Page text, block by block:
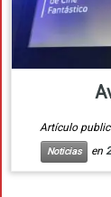
Artículo
Noticias
en